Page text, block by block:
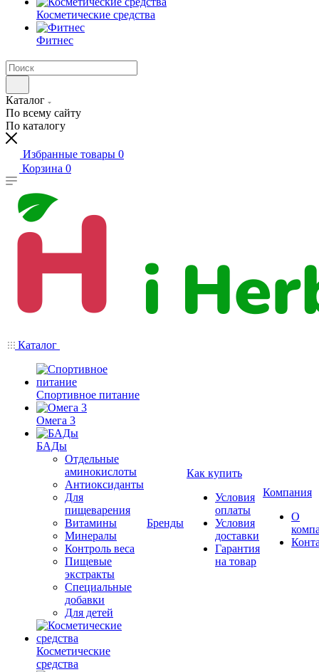
Косметические средства
Фитнес
Каталог
По всему сайту
По каталогу
Избранные товары 0
Корзина 0
Каталог
Спортивное питание
Омега 3
БАДы
Отдельные
аминокислоты
Антиоксиданты
Для
пищеварения
Витамины
Минералы
Контроль веса
Пищевые
экстракты
Специальные
добавки
Для детей
Косметические
средства
Бренды
Как купить
Условия
оплаты
Условия
доставки
Гарантия
на товар
Компания
О